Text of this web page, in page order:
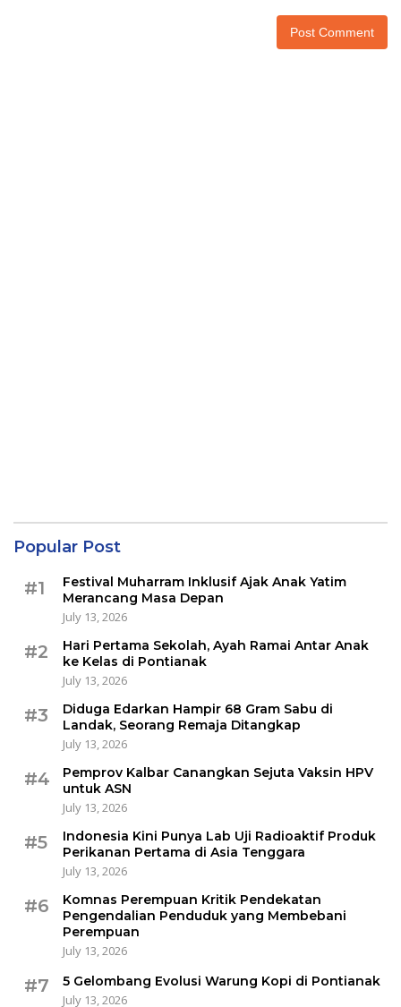
Popular Post
#1
Festival Muharram Inklusif Ajak Anak Yatim
Merancang Masa Depan
July 13, 2026
#2
Hari Pertama Sekolah, Ayah Ramai Antar Anak
ke Kelas di Pontianak
July 13, 2026
#3
Diduga Edarkan Hampir 68 Gram Sabu di
Landak, Seorang Remaja Ditangkap
July 13, 2026
#4
Pemprov Kalbar Canangkan Sejuta Vaksin HPV
untuk ASN
July 13, 2026
#5
Indonesia Kini Punya Lab Uji Radioaktif Produk
Perikanan Pertama di Asia Tenggara
July 13, 2026
#6
Komnas Perempuan Kritik Pendekatan
Pengendalian Penduduk yang Membebani
Perempuan
July 13, 2026
#7
5 Gelombang Evolusi Warung Kopi di Pontianak
July 13, 2026